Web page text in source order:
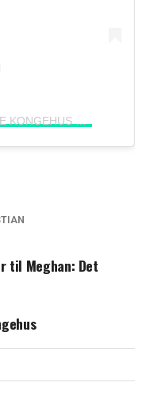
til Meghan: Det